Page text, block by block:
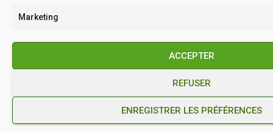
Marketing
ACCEPTER
REFUSER
ENREGISTRER LES PRÉFÉRENCES